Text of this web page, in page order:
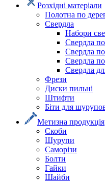
Розхідні матеріали
Полотна по
Свердла
Набори
Свердла
Свердла
Свердла
Свердла
Фрези
Диски пильні
Штифти
Біти для
Метизна продукція
Скоби
Шурупи
Саморізи
Болти
Гайки
Шайби